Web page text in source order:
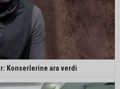
internet kablosu hırsızlığı kamerada:
bir bölümünde internet erişimi kesildi
Konserlerine ara verdi